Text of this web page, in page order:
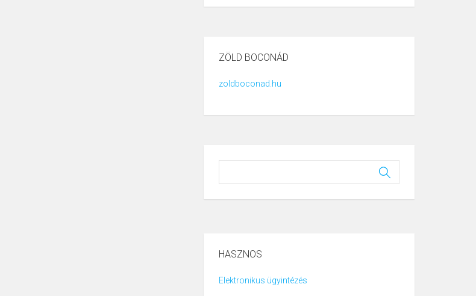
ZÖLD BOCONÁD
zoldboconad.hu
HASZNOS
Elektronikus ügyintézés